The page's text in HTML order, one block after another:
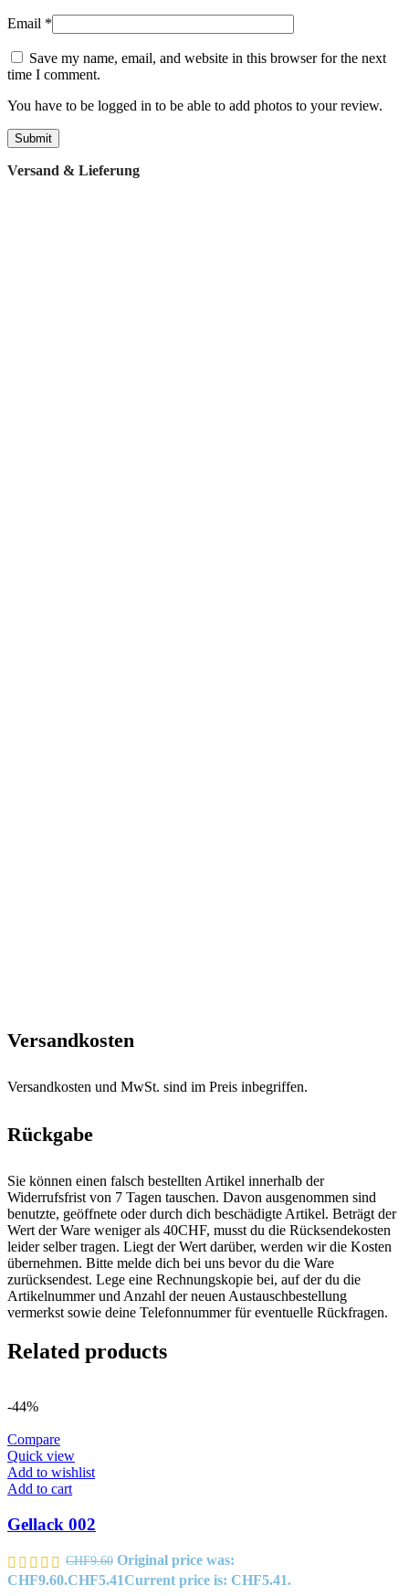
Email *
Save my name, email, and website in this browser for the next
time I comment.
You have to be logged in to be able to add photos to your review.
Versand & Lieferung
Versandkosten
Versandkosten und MwSt. sind im Preis inbegriffen.
Rückgabe
Sie können einen falsch bestellten Artikel innerhalb der
Widerrufsfrist von 7 Tagen tauschen. Davon ausgenommen sind
benutzte, geöffnete oder durch dich beschädigte Artikel. Beträgt der
Wert der Ware weniger als 40CHF, musst du die Rücksendekosten
leider selber tragen. Liegt der Wert darüber, werden wir die Kosten
übernehmen. Bitte melde dich bei uns bevor du die Ware
zurücksendest. Lege eine Rechnungskopie bei, auf der du die
Artikelnummer und Anzahl der neuen Austauschbestellung
vermerkst sowie deine Telefonnummer für eventuelle Rückfragen.
Related products
-44%
Compare
Quick view
Add to wishlist
Add to cart
Gellack 002
CHF9.60 Original price was:
CHF9.60.CHF5.41Current price is: CHF5.41.